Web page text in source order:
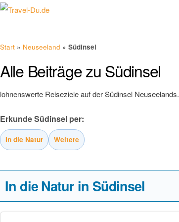
Start » Neuseeland » Südinsel
Alle Beiträge zu Südinsel
lohnenswerte Reiseziele auf der Südinsel Neuseelands.
Erkunde Südinsel per:
In die Natur Weitere
In die Natur in Südinsel